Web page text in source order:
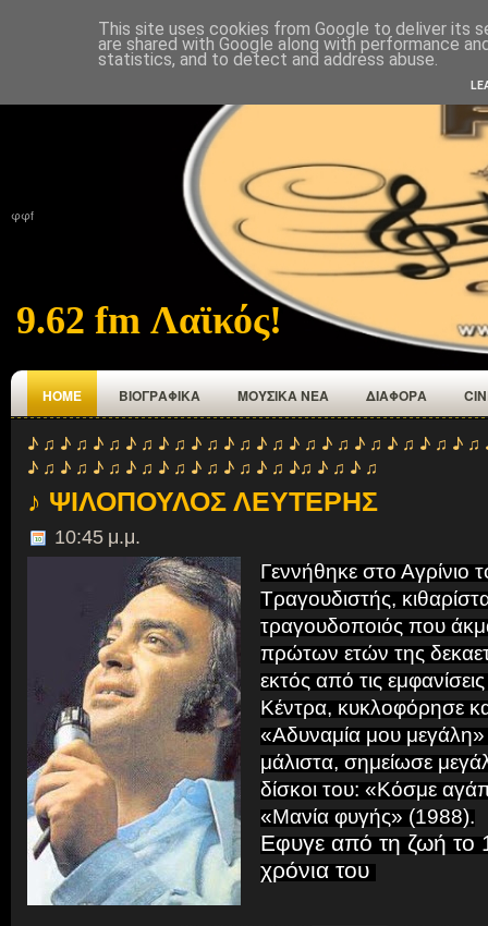
ΠΟΙΟΙ ΕΜΑΣΤΕ ΑΝΑΜΕΤΑΔΟΤΕΣ ΕΠΙΚΟΙΝΩΝΙΑ
φφf
9.62 fm Λαϊκός!
HOME ΒΙΟΓΡΑΦΙΚΑ ΜΟΥΣΙΚΑ ΝΕΑ ΔΙΑΦΟΡΑ
♪ ♫ ♪ ♫ ♪ ♫ ♪ ♫ ♪ ♫ ♪ ♫ ♪ ♫ ♪ ♫ ♪ ♫ ♪ ♫ ♪ ♫ ♪ ♫ ♪ ♫ ♪
♪ ♫ ♪ ♫ ♪ ♫ ♪ ♫ ♪ ♫ ♪ ♫ ♪ ♫ ♪ ♫ ♪♫ ♪ ♫ ♪ ♫
♪ ΨΙΛΟΠΟΥΛΟΣ ΛΕΥΤΕΡΗΣ
10:45 μ.μ.
Γεννήθηκε στο Αγρίνιο
Τραγουδιστής,
τραγουδοποιός που
πρώτων ετών της
εκτός από τις
Κέντρα, κυκλοφόρησε
«Αδυναμία μου
μάλιστα, σημείωσε
δίσκοι του: «Κόσμε
«Μανία φυγής» (1988).
Εφυγε από τη ζωή το
χρόνια του
This site uses cookies from Google to deliver its
are shared with Google along with performance
statistics, and to detect and address abuse.